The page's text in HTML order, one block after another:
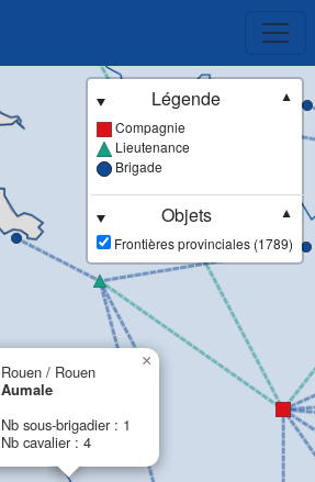
Rouen / Rouen
Aumale
Nb sous-brigadier : 1
Nb cavalier : 4
×
Légende
▼
Compagnie
Lieutenance
Brigade
Objets
▼
Frontières provinciales (1789)